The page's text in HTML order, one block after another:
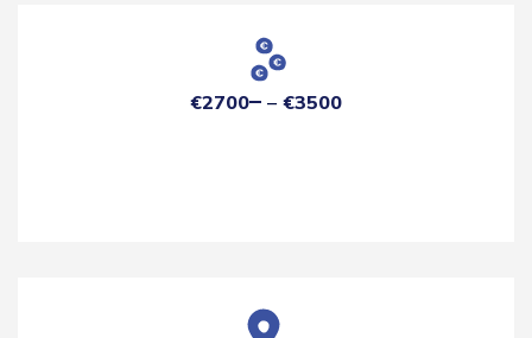
€2700 €3500